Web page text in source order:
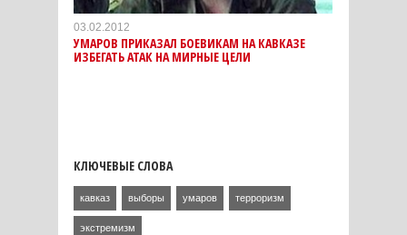
03.02.2012
УМАРОВ ПРИКАЗАЛ БОЕВИКАМ НА КАВКАЗЕ
ИЗБЕГАТЬ АТАК НА МИРНЫЕ ЦЕЛИ
КЛЮЧЕВЫЕ СЛОВА
кавказ выборы умаров терроризм
экстремизм